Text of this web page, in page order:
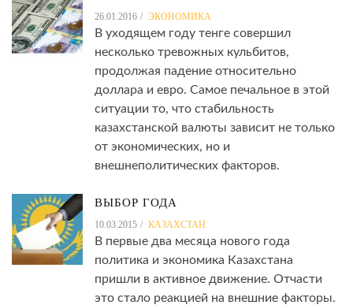
26.01.2016 ЭКОНОМИКА
В уходящем году тенге совершил
несколько тревожных кульбитов,
продолжая падение относительно
доллара и евро. Самое печальное в этой
ситуации то, что стабильность
казахстанской валюты зависит не только
от экономических, но и
внешнеполитических факторов.
ВЫБОР ГОДА
10.03.2015 КАЗАХСТАН
В первые два месяца нового года
политика и экономика Казахстана
пришли в активное движение. Отчасти
это стало реакцией на внешние факторы.